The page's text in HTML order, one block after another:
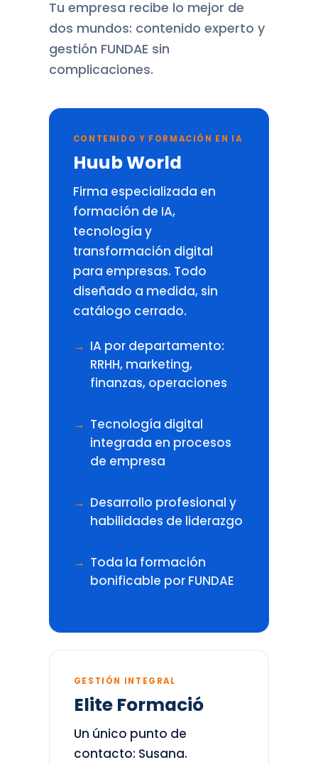
Tu empresa recibe lo mejor de
dos mundos: contenido experto y
gestión FUNDAE sin
complicaciones.
CONTENIDO Y FORMACIÓN EN IA
Huub World
Firma especializada en
formación de IA,
tecnología y
transformación digital
para empresas. Todo
diseñado a medida, sin
catálogo cerrado.
IA por departamento:
RRHH, marketing,
finanzas, operaciones
Tecnología digital
integrada en procesos
de empresa
Desarrollo profesional y
habilidades de liderazgo
Toda la formación
bonificable por FUNDAE
GESTIÓN INTEGRAL
Elite Formació
Un único punto de
contacto: Susana.